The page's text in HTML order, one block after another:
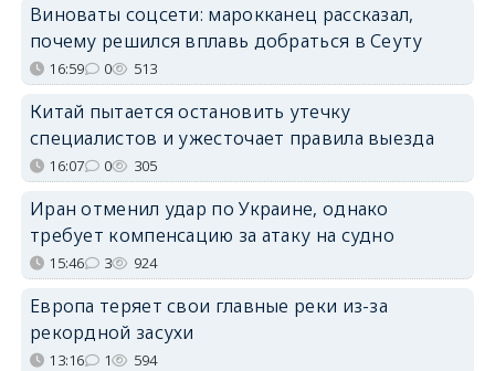
Виноваты соцсети: марокканец рассказал,
почему решился вплавь добраться в Сеуту
16:59 0 513
Китай пытается остановить утечку
специалистов и ужесточает правила выезда
16:07 0 305
Иран отменил удар по Украине, однако
требует компенсацию за атаку на судно
15:46 3 924
Европа теряет свои главные реки из-за
рекордной засухи
13:16 1 594